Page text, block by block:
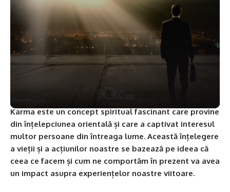
Karma este un concept spiritual fascinant care provine
din înțelepciunea orientală și care a captivat interesul
multor persoane din întreaga lume. Această înțelegere
a vieții și a acțiunilor noastre se bazează pe ideea că
ceea ce facem și cum ne comportăm în prezent va avea
un impact asupra experiențelor noastre viitoare.